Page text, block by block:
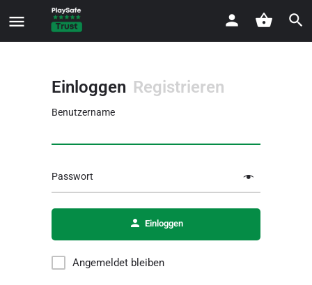
Einloggen Registrieren
Benutzername
Passwort
Einloggen
Angemeldet bleiben